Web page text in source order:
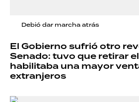
Debió dar marcha atrás
El Gobierno sufrió otro
Senado: tuvo que retirar
habilitaba una mayor
extranjeros